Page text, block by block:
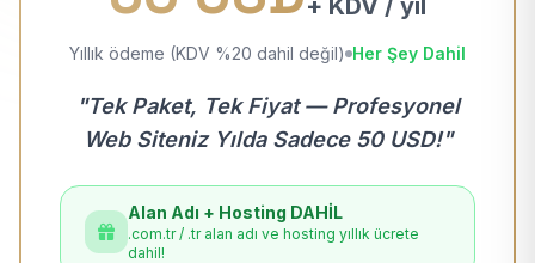
+ KDV / yıl
Yıllık ödeme (KDV %20 dahil değil) Her Şey Dahil
"Tek Paket, Tek Fiyat — Profesyonel
Web Siteniz Yılda Sadece 50 USD!"
Alan Adı + Hosting DAHİL
.com.tr / .tr alan adı ve hosting yıllık ücrete
dahil!